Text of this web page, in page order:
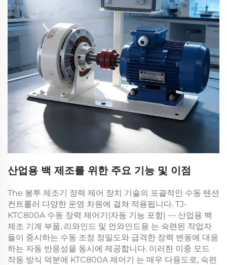
산업용 백 제조를 위한 주요 기능 및 이점
The 봉투 제조기 장력 제어 장치 기술의 포괄적인 수동 텐션
컨트롤러 다양한 운영 차원에 걸쳐 적용됩니다. TJ-
KTC800A 수동 장력 제어기(자동 기능 포함) — 산업용 백
제조 기계 부품, 리와인드 및 언와인드용 는 숙련된 작업자
들이 중시하는 수동 조정 정밀도와 급격한 장력 변동에 대응
하는 자동 반응성을 동시에 제공합니다. 이러한 이중 모드
작동 방식 덕분에 KTC800A 제어기 는 매우 다용도로, 숙련